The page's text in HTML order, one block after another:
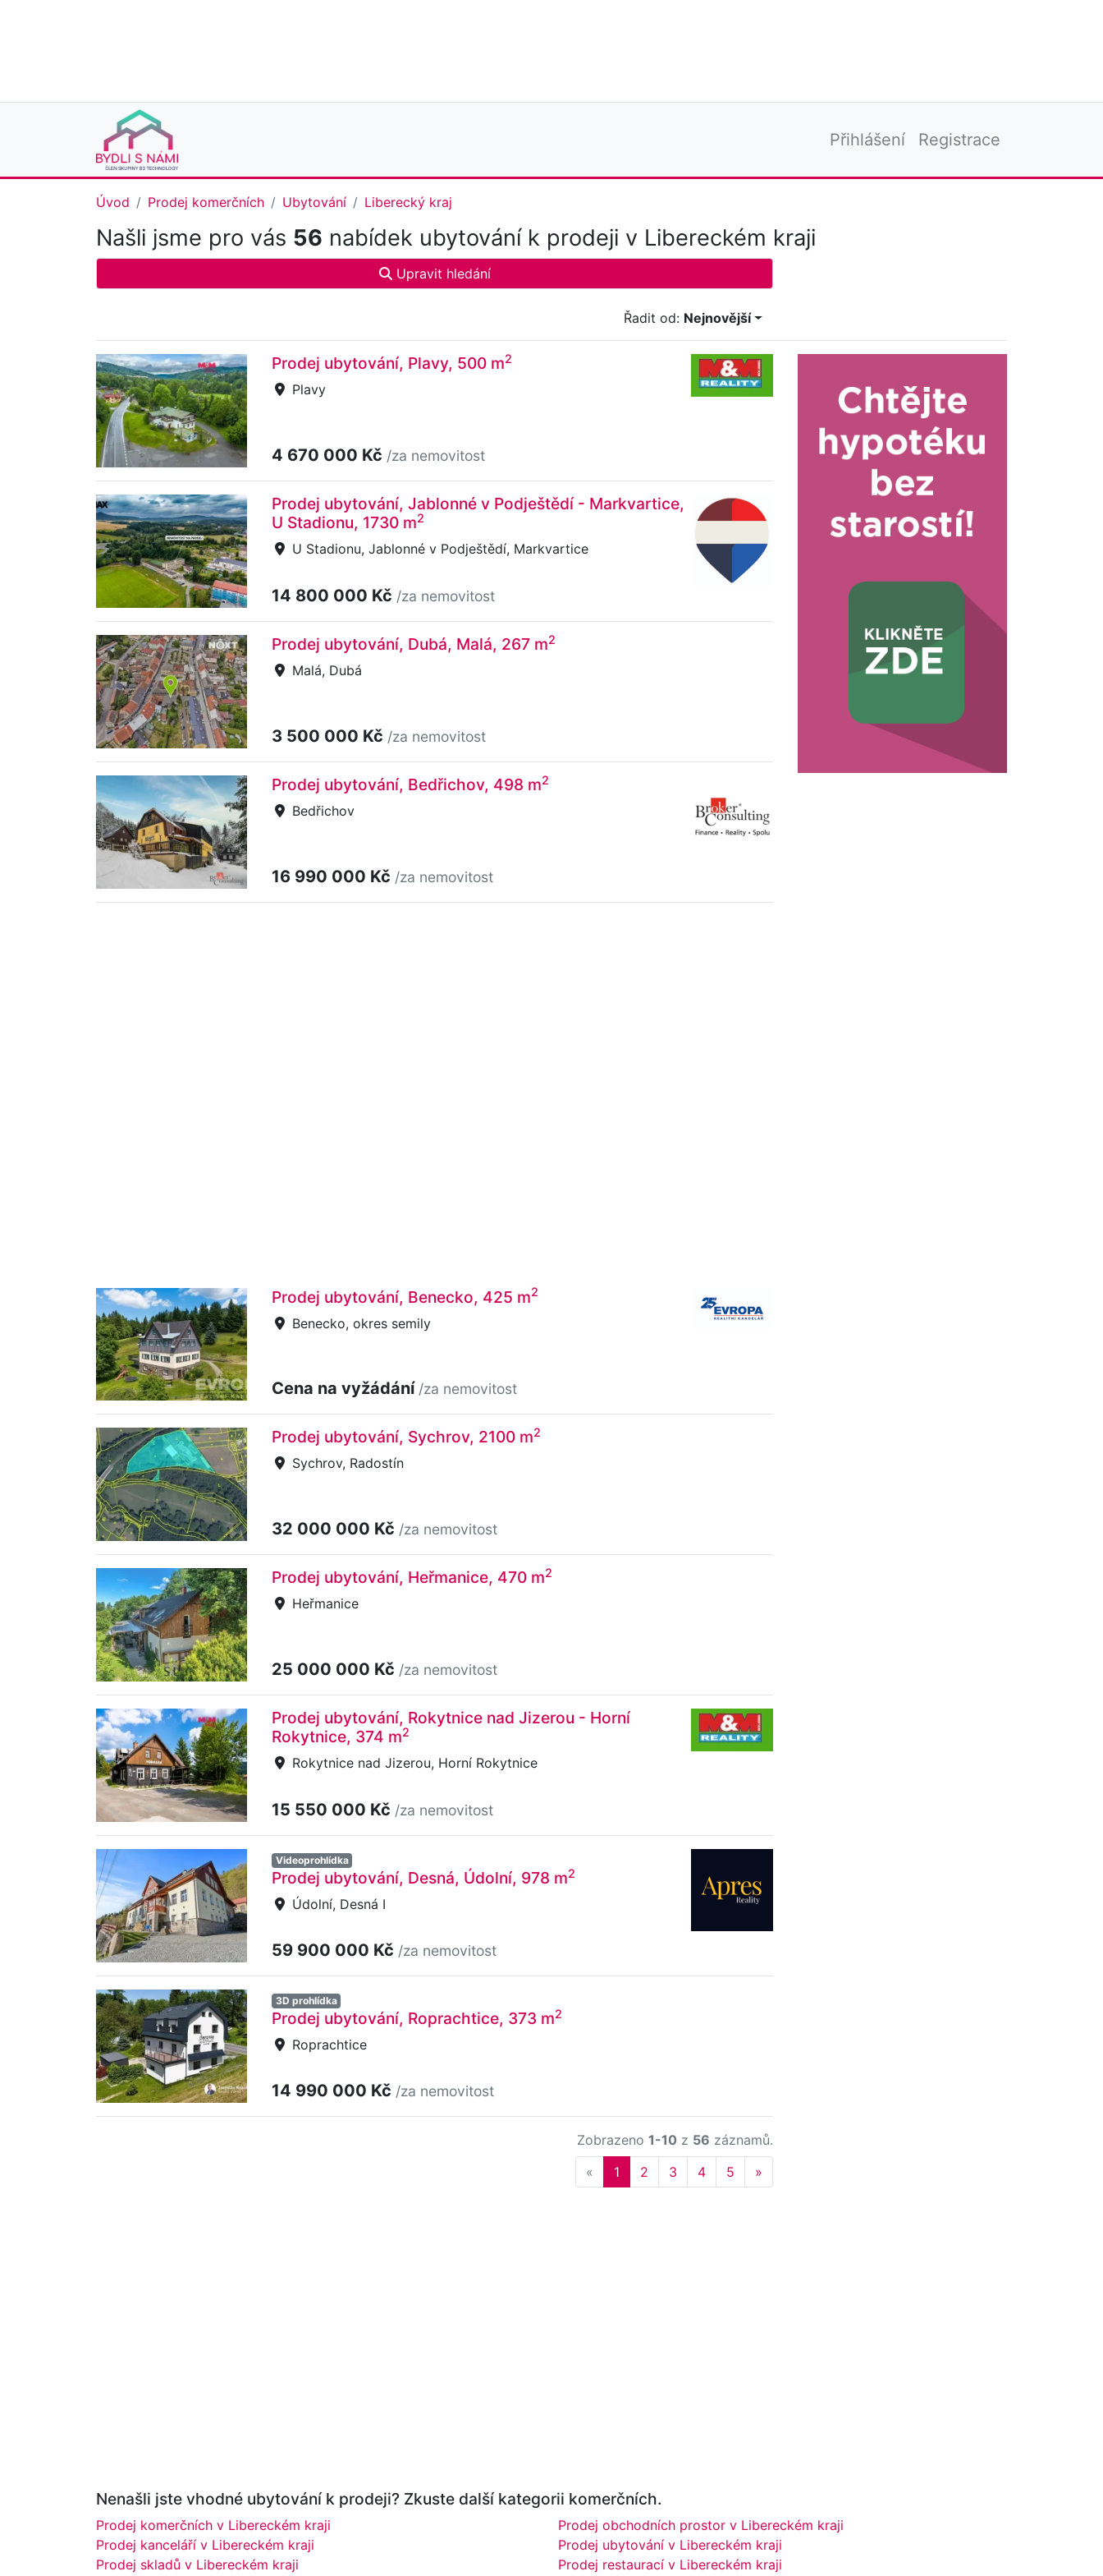
Přihlášení Registrace
Úvod Prodej komerčních Ubytování Liberecký kraj
Našli jsme pro vás 56 nabídek ubytování k prodeji v Libereckém kraji
Upravit hledání
Řadit od: Nejnovější
Prodej ubytování, Plavy, 500 m2
Plavy
4 670 000 Kč /za nemovitost
Prodej ubytování, Jablonné v Podještědí - Markvartice,
U Stadionu, 1730 m2
U Stadionu, Jablonné v Podještědí, Markvartice
14 800 000 Kč /za nemovitost
Prodej ubytování, Dubá, Malá, 267 m2
Malá, Dubá
3 500 000 Kč /za nemovitost
Prodej ubytování, Bedřichov, 498 m2
Bedřichov
16 990 000 Kč /za nemovitost
Prodej ubytování, Benecko, 425 m2
Benecko, okres semily
Cena na vyžádání /za nemovitost
Prodej ubytování, Sychrov, 2100 m2
Sychrov, Radostín
32 000 000 Kč /za nemovitost
Prodej ubytování, Heřmanice, 470 m2
Heřmanice
25 000 000 Kč /za nemovitost
Prodej ubytování, Rokytnice nad Jizerou - Horní
Rokytnice, 374 m2
Rokytnice nad Jizerou, Horní Rokytnice
15 550 000 Kč /za nemovitost
Videoprohlídka
Prodej ubytování, Desná, Údolní, 978 m2
Údolní, Desná I
59 900 000 Kč /za nemovitost
3D prohlídka
Prodej ubytování, Roprachtice, 373 m2
Roprachtice
14 990 000 Kč /za nemovitost
Zobrazeno 1-10 z 56 záznamů.
« Previous
1 2 3 4 5 »
Nenašli jste vhodné ubytování k prodeji? Zkuste další kategorii komerčních.
Prodej komerčních v Libereckém kraji
Prodej kanceláří v Libereckém kraji
Prodej skladů v Libereckém kraji
Prodej obchodních prostor v Libereckém kraji
Prodej ubytování v Libereckém kraji
Prodej restaurací v Libereckém kraji